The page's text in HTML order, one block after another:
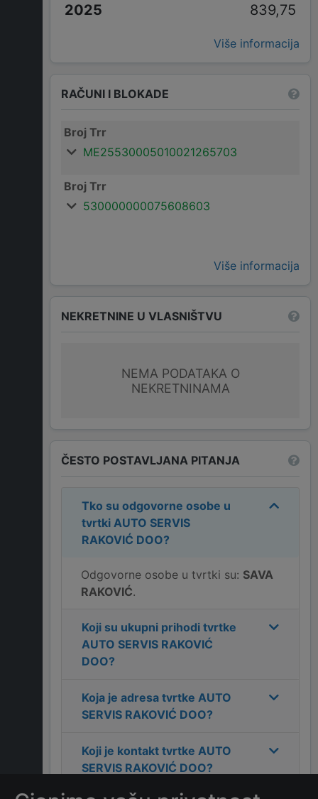
839,75
Više informacija
RAČUNI I BLOKADE
Broj Trr
ME25530005010021265703
Broj Trr
530000000075608603
Više informacija
NEKRETNINE U VLASNIŠTVU
NEMA PODATAKA O
NEKRETNINAMA
ČESTO POSTAVLJANA PITANJA
Tko su odgovorne osobe u
tvrtki AUTO SERVIS
RAKOVIĆ DOO?
Odgovorne osobe u tvrtki su: SAVA
RAKOVIĆ.
Koji su ukupni prihodi tvrtke
AUTO SERVIS RAKOVIĆ
DOO?
Koja je adresa tvrtke AUTO
SERVIS RAKOVIĆ DOO?
Koji je kontakt tvrtke AUTO
SERVIS RAKOVIĆ DOO?